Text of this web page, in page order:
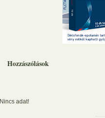
Hozzászólások
Nincs adat!